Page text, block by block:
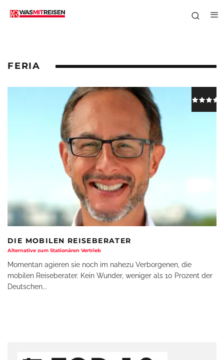
FERIA
DIE MOBILEN REISEBERATER
Alternative zum Stationären Vertrieb
Momentan agieren sie noch im nahezu Verborgenen, die
mobilen Reiseberater. Kein Wunder, weniger als 10 Prozent der
Deutschen...